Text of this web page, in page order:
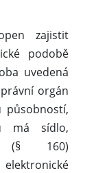
zajistit
podobě
uvedená
orgán
působností,
má sídlo,
(§ 160)